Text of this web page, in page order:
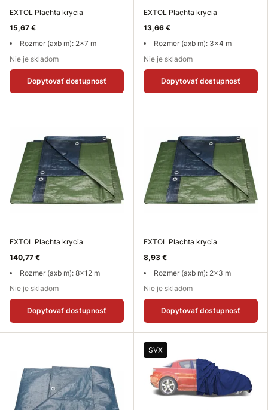
EXTOL Plachta krycia
15,67 €
Rozmer (axb m): 2x7 m
Nie je skladom
Dopytovať dostupnosť
EXTOL Plachta krycia
13,66 €
Rozmer (axb m): 3x4 m
Nie je skladom
Dopytovať dostupnosť
EXTOL Plachta krycia
140,77 €
Rozmer (axb m): 8x12 m
Nie je skladom
Dopytovať dostupnosť
EXTOL Plachta krycia
8,93 €
Rozmer (axb m): 2x3 m
Nie je skladom
Dopytovať dostupnosť
SVX